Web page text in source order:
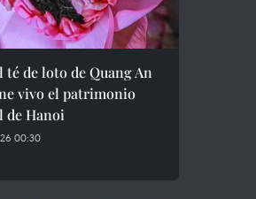
té de loto de Quang An
vivo el patrimonio
de Hanoi
00:30